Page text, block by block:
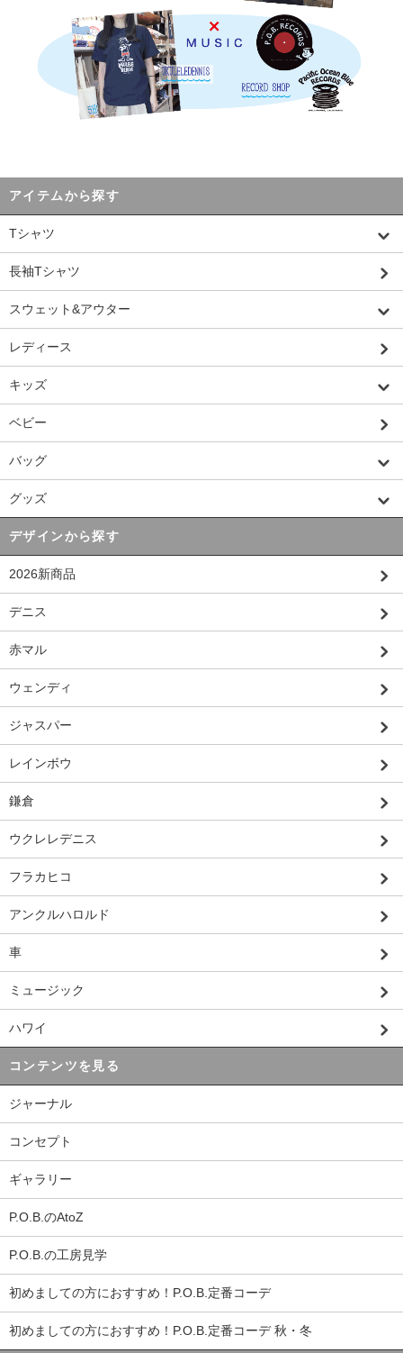
アイテムから探す
Tシャツ
長袖Tシャツ
スウェット&アウター
レディース
キッズ
ベビー
バッグ
グッズ
デザインから探す
2026新商品
デニス
赤マル
ウェンディ
ジャスパー
レインボウ
鎌倉
ウクレレデニス
フラカヒコ
アンクルハロルド
車
ミュージック
ハワイ
コンテンツを見る
ジャーナル
コンセプト
ギャラリー
P.O.B.のAtoZ
P.O.B.の工房見学
初めましての方におすすめ！P.O.B.定番コーデ
初めましての方におすすめ！P.O.B.定番コーデ 秋・冬